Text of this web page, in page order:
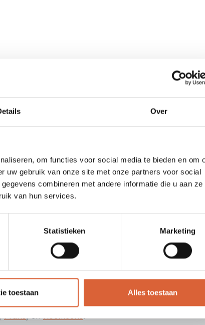
Over
om functies voor social media te bieden en om
uw gebruik van onze site met onze partners voor social
combineren met andere informatie die u aan ze
van hun services.
Statistieken Marketing
toestaan Alles toestaan
bieden een grondige beoordeling van uw
leidinggevenden. Of u nu een
VCA
op het gebied van Veiligheid,
te toetsen, waardoor u zich bewust wordt
te maken, met een focus op zowel VCA
management. Onze VCA examens voldoen aan
Frans, enRoemeens.